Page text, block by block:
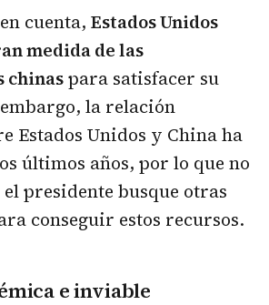
cuenta, Estados Unidos
medida de las
chinaspara satisfacer su
la relación
Estados Unidos y China ha
últimos años, por lo que no
presidente busque otras
conseguir estos recursos.
e inviable